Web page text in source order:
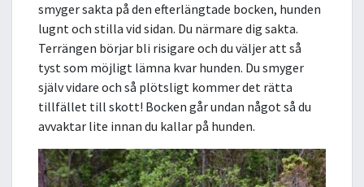
smyger sakta på den efterlängtade bocken, hunden
lugnt och stilla vid sidan. Du närmare dig sakta.
Terrängen börjar bli risigare och du väljer att så
tyst som möjligt lämna kvar hunden. Du smyger
själv vidare och så plötsligt kommer det rätta
tillfället till skott! Bocken går undan något så du
avvaktar lite innan du kallar på hunden.